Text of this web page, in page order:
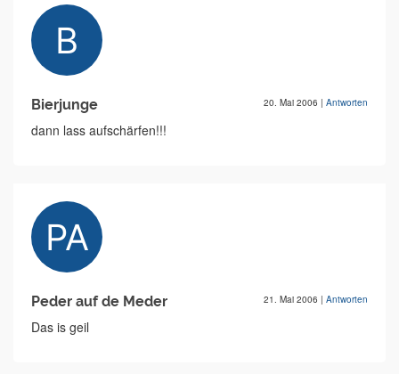
Bierjunge 20. Mai 2006 | Antworten
dann lass aufschärfen!!!
Peder auf de Meder 21. Mai 2006 | Antworten
Das is geil